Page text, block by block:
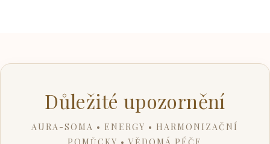
Důležité upozornění
AURA-SOMA • ENERGY • HARMONIZAČNÍ